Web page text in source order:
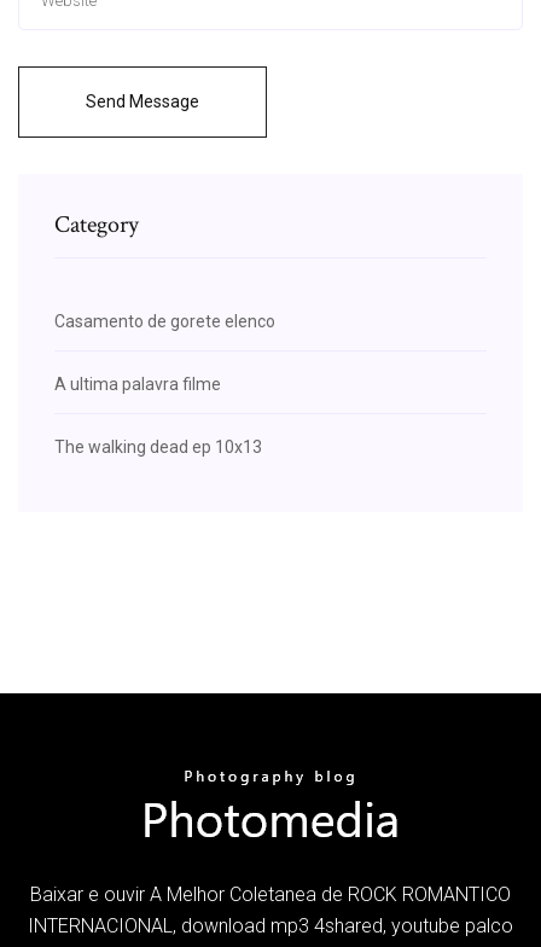
Send Message
Category
Casamento de gorete elenco
A ultima palavra filme
The walking dead ep 10x13
Baixar e ouvir A Melhor Coletanea de ROCK ROMANTICO
INTERNACIONAL, download mp3 4shared, youtube palco